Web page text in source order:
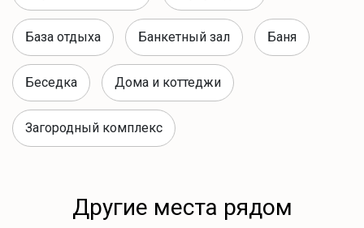
База отдыха Банкетный зал Баня
Беседка Дома и коттеджи
Загородный комплекс
Другие места рядом